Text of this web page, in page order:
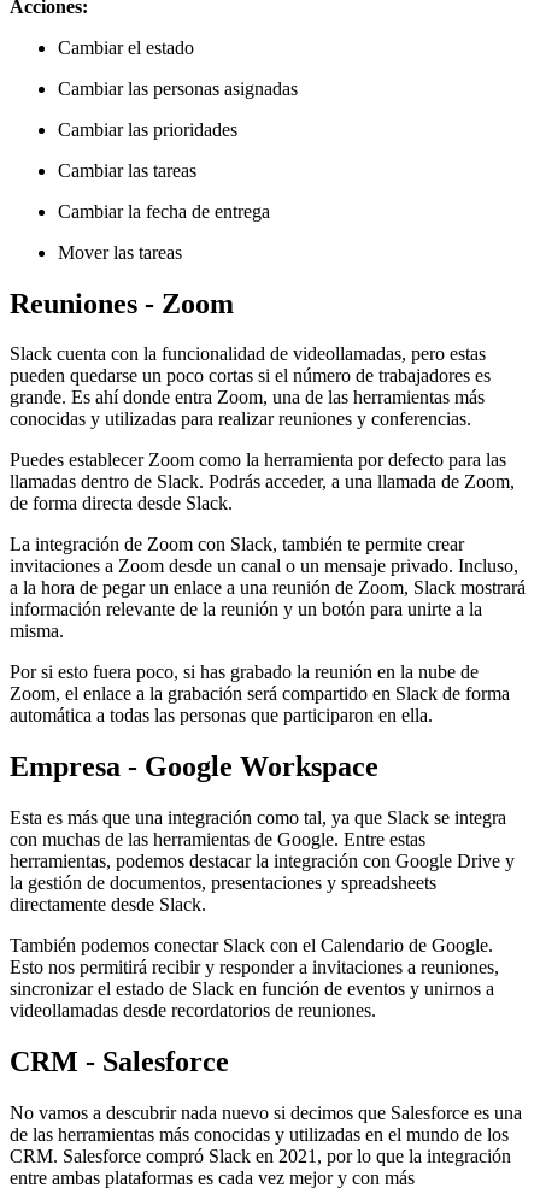
Acciones:
Cambiar el estado
Cambiar las personas asignadas
Cambiar las prioridades
Cambiar las tareas
Cambiar la fecha de entrega
Mover las tareas
Reuniones - Zoom
Slack cuenta con la funcionalidad de videollamadas, pero estas
pueden quedarse un poco cortas si el número de trabajadores es
grande. Es ahí donde entra Zoom, una de las herramientas más
conocidas y utilizadas para realizar reuniones y conferencias.
Puedes establecer Zoom como la herramienta por defecto para las
llamadas dentro de Slack. Podrás acceder, a una llamada de Zoom,
de forma directa desde Slack.
La integración de Zoom con Slack, también te permite crear
invitaciones a Zoom desde un canal o un mensaje privado. Incluso,
a la hora de pegar un enlace a una reunión de Zoom, Slack mostrará
información relevante de la reunión y un botón para unirte a la
misma.
Por si esto fuera poco, si has grabado la reunión en la nube de
Zoom, el enlace a la grabación será compartido en Slack de forma
automática a todas las personas que participaron en ella.
Empresa - Google Workspace
Esta es más que una integración como tal, ya que Slack se integra
con muchas de las herramientas de Google. Entre estas
herramientas, podemos destacar la integración con Google Drive y
la gestión de documentos, presentaciones y spreadsheets
directamente desde Slack.
También podemos conectar Slack con el Calendario de Google.
Esto nos permitirá recibir y responder a invitaciones a reuniones,
sincronizar el estado de Slack en función de eventos y unirnos a
videollamadas desde recordatorios de reuniones.
CRM - Salesforce
No vamos a descubrir nada nuevo si decimos que Salesforce es una
de las herramientas más conocidas y utilizadas en el mundo de los
CRM. Salesforce compró Slack en 2021, por lo que la integración
entre ambas plataformas es cada vez mejor y con más